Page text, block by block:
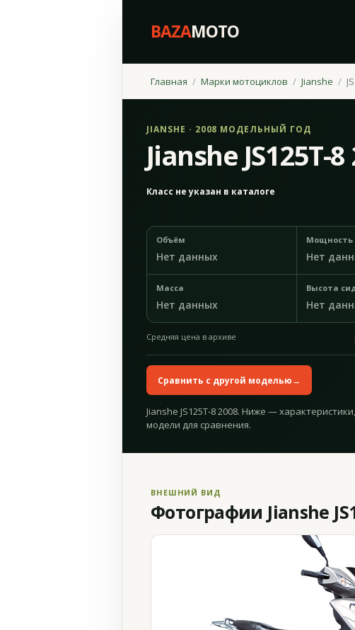
BAZAMOTO
Главная Марки мотоциклов Jianshe
JIANSHE · 2008 МОДЕЛЬНЫЙ ГОД
Jianshe JS125T-
Класс не указан в каталоге
Объём
Нет данных
Мощность
Нет
Масса
Нет данных
Высота
Нет
Средняя цена в архиве
Сравнить с другой моделью→
Jianshe JS125T-8 2008. Ниже —
модели для сравнения.
ВНЕШНИЙ ВИД
Фотографии Jianshe